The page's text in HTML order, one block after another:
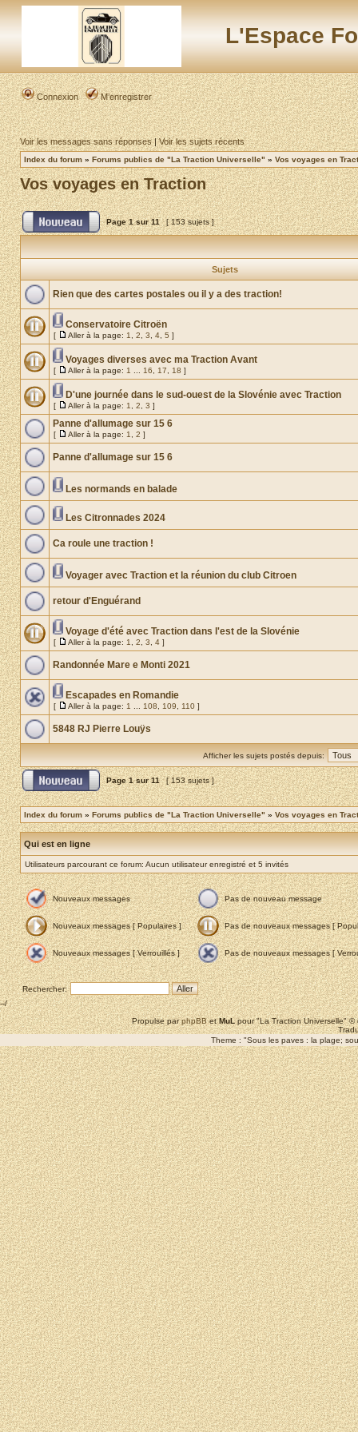
L'Espace
Connexion M’enregistrer
Voir les messages sans réponses|Voir les sujets récents
Index du forum » Forums publics de "La Traction Universelle" » Vos voyages en
Vos voyages en Traction
Page1sur11 [ 153 sujets ]
Sujets
Rien que des cartes postales ou il y a des traction!
Conservatoire Citroën
[ Aller à la page: 1 2 3 4 5 ]
Voyages diverses avec ma Traction Avant
[ Aller à la page: 1 16 17 18 ]
D'une journée dans le sud-ouest de la Slovénie avec Traction
[ Aller à la page: 1 2 3 ]
Panne d'allumage sur 15 6
[ Aller à la page: 1 2 ]
Panne d'allumage sur 15 6
Les normands en balade
Les Citronnades 2024
Ca roule une traction !
Voyager avec Traction et la réunion du club Citroen
retour d'Enguérand
Voyage d'été avec Traction dans l'est de la Slovénie
[ Aller à la page: 1 2 3 4 ]
Randonnée Mare e Monti 2021
Escapades en Romandie
[ Aller à la page: 1 108 109 110 ]
5848 RJ Pierre Louÿs
Afficher les sujets postés depuis:
Page1sur11 [ 153 sujets ]
Index du forum » Forums publics de "La Traction Universelle" » Vos voyages en
Qui est en ligne
Utilisateurs parcourant ce forum: Aucun utilisateur enregistré et 5 invités
Nouveaux messages Pas de nouveau message
Nouveaux messages [ Populaires ] Pas de nouveaux messages [
Nouveaux messages [ Verrouillés ] Pas de nouveaux messages [
Rechercher:
--/
Propulse parphpBBetMuLpour "La Traction Universelle"
Theme : "Sous les paves : la plage;